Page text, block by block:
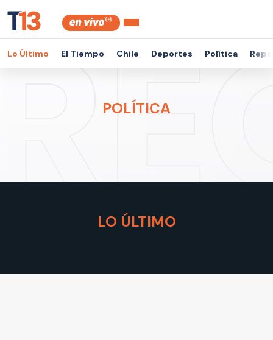
Lo Último El Tiempo Chile Deportes Política
POLÍTICA
LO ÚLTIMO